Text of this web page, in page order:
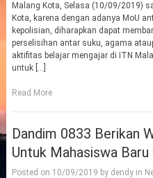
Malang Kota, Selasa (10/09/2019)
Kota, karena dengan adanya MoU
kepolisian, diharapkan dapat
perselisihan antar suku, agama
aktifitas belajar mengajar di ITN
untuk […]
Read More
Dandim 0833 Berikan
Untuk Mahasiswa Baru
Posted on 10/09/2019 by dendyin